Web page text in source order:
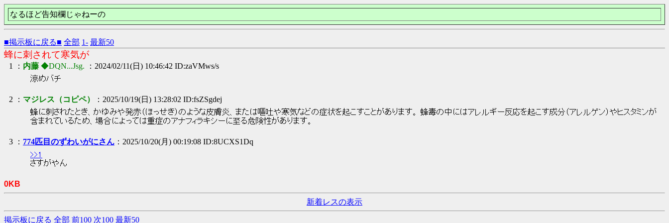
なるほど告知欄じゃねーの
■掲示板に戻る■ 全部 1- 最新50
蜂に刺されて寒気が
1 ： 内藤 ◆DQN...Jsg. ：2024/02/11(日) 10:46:42 ID:zaVMws/s
涼めバチ
2 ： マジレス（コピペ） ：2025/10/19(日) 13:28:02 ID:fsZSgdej
蜂に刺されたとき、かゆみや発赤（ほっせき）のような皮膚炎、または嘔吐や寒気などの症状を起こすことがあります。 蜂毒の中にはアレルギー反応を起こす成分（アレルゲン）やヒスタミンが
含まれているため、場合によっては重症のアナフィラキシーに至る危険性があります。
3 ： 774匹目のずわいがにさん ：2025/10/20(月) 00:19:08 ID:8UCXS1Dq
>>1
さすがやん
0KB
新着レスの表示
掲示板に戻る 全部 前100 次100 最新50